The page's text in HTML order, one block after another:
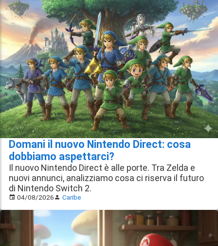
Domani il nuovo Nintendo Direct: cosa
dobbiamo aspettarci?
Il nuovo Nintendo Direct è alle porte. Tra Zelda e
nuovi annunci, analizziamo cosa ci riserva il futuro
di Nintendo Switch 2.
04/08/2026 Caribe